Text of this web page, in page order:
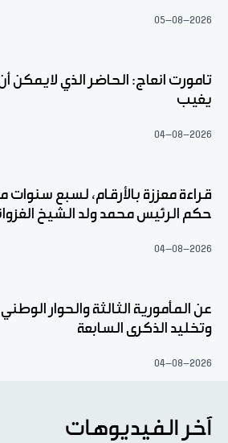
05-08-2026
تامورت انعاج: الحاضر الذي لايمكن
يغيب
04-08-2026
قراءة معززة بالأرقام، لسبع سنوات
حكم الرئيس محمد ولد الشيخ
04-08-2026
عن المأمورية الثالثة والحوار الوطني
وتخليد الذكرى السابعة
04-08-2026
آخر الفيديوهات